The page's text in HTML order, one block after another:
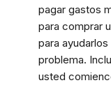
pagar gastos
para comprar
para
problema.
usted